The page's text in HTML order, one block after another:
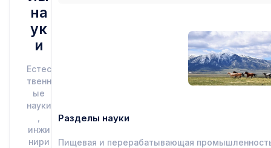
на
ук
и
Естес
твенн
ые
науки
инжи
нири
Разделы науки
Пищевая и перерабатывающая